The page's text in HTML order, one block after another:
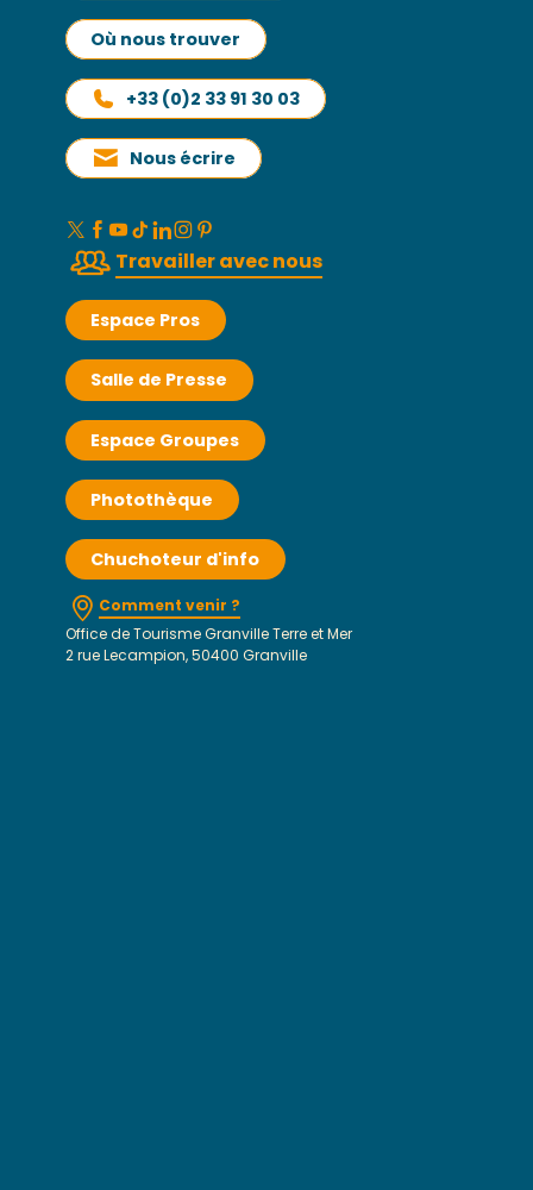
Où nous trouver
+33 (0)2 33 91 30 03
Nous écrire
Travailler avec nous
Espace Pros
Salle de Presse
Espace Groupes
Photothèque
Chuchoteur d'info
Comment venir ?
Office de Tourisme Granville Terre et Mer
2 rue Lecampion, 50400 Granville